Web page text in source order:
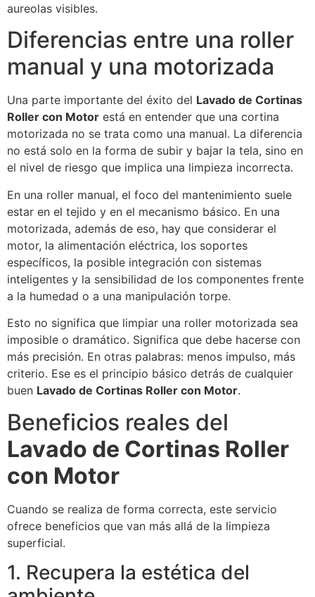
aureolas visibles.
Diferencias entre una roller
manual y una motorizada
Una parte importante del éxito del Lavado de Cortinas
Roller con Motor está en entender que una cortina
motorizada no se trata como una manual. La diferencia
no está solo en la forma de subir y bajar la tela, sino en
el nivel de riesgo que implica una limpieza incorrecta.
En una roller manual, el foco del mantenimiento suele
estar en el tejido y en el mecanismo básico. En una
motorizada, además de eso, hay que considerar el
motor, la alimentación eléctrica, los soportes
específicos, la posible integración con sistemas
inteligentes y la sensibilidad de los componentes frente
a la humedad o a una manipulación torpe.
Esto no significa que limpiar una roller motorizada sea
imposible o dramático. Significa que debe hacerse con
más precisión. En otras palabras: menos impulso, más
criterio. Ese es el principio básico detrás de cualquier
buen Lavado de Cortinas Roller con Motor.
Beneficios reales del
Lavado de Cortinas Roller
con Motor
Cuando se realiza de forma correcta, este servicio
ofrece beneficios que van más allá de la limpieza
superficial.
1. Recupera la estética del